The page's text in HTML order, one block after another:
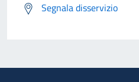
Segnala disservizio